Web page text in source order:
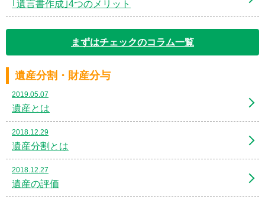
｢遺言書作成｣4つのメリット
まずはチェックのコラム一覧
遺産分割・財産分与
2019.05.07
遺産とは
2018.12.29
遺産分割とは
2018.12.27
遺産の評価